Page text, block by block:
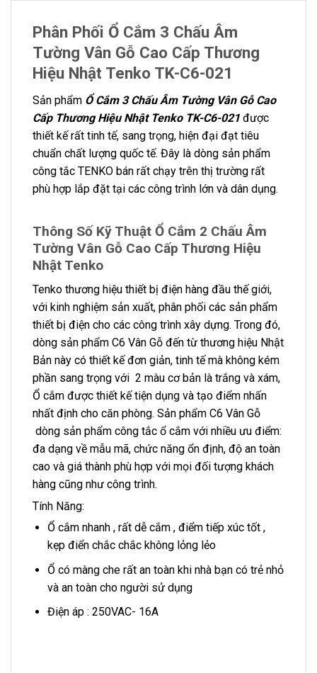
Phân Phối Ổ Cắm 3 Chấu Âm
Tường Vân Gỗ Cao Cấp Thương
Hiệu Nhật Tenko TK-C6-021
Sản phẩm Ổ Cắm 3 Chấu Âm Tường Vân Gỗ Cao
Cấp Thương Hiệu Nhật Tenko TK-C6-021 được
thiết kế rất tinh tế, sang trọng, hiện đại đạt tiêu
chuẩn chất lượng quốc tế. Đây là dòng sản phẩm
công tắc TENKO bán rất chạy trên thị trường rất
phù hợp lắp đặt tại các công trình lớn và dân dụng.
Thông Số Kỹ Thuật Ổ Cắm 2 Chấu Âm
Tường Vân Gỗ Cao Cấp Thương Hiệu
Nhật Tenko
Tenko thương hiệu thiết bị điện hàng đầu thế giới,
với kinh nghiệm sản xuất, phân phối các sản phẩm
thiết bị điện cho các công trình xây dựng. Trong đó,
dòng sản phẩm C6 Vân Gỗ đến từ thương hiệu Nhật
Bản này có thiết kế đơn giản, tinh tế mà không kém
phần sang trọng với 2 màu cơ bản là trắng và xám,
Ổ cắm được thiết kế tiện dụng và tạo điểm nhấn
nhất định cho căn phòng. Sản phẩm C6 Vân Gỗ
dòng sản phẩm công tắc ổ cắm với nhiều ưu điểm:
đa dạng về mẫu mã, chức năng ổn định, độ an toàn
cao và giá thành phù hợp với mọi đối tượng khách
hàng cũng như công trình.
Tính Năng:
Ổ cắm nhanh , rất dễ cắm , điểm tiếp xúc tốt ,
kẹp điển chắc chắc không lỏng lẻo
Ổ có màng che rất an toàn khi nhà bạn có trẻ nhỏ
và an toàn cho người sử dụng
Điện áp : 250VAC- 16A